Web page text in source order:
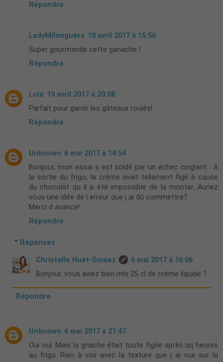
Répondre
LadyMilonguera 18 avril 2017 à 15:56
Super gourmande cette ganache !
Répondre
Lolo 19 avril 2017 à 20:08
Parfait pour garnir les gâteaux roulés!
Répondre
Unknown 6 mai 2017 à 14:54
Bonjour, mon essai s est soldé par un échec cinglant... A
la sortie du frigo, la crème avait tellement figé à cause
du chocolat qu il a été impossible de la monter...Auriez
vous une idée de l erreur que j ai dû commettre?
Merci d avance!
Répondre
Réponses
Christelle Huet-Gomez
6 mai 2017 à 16:06
Bonjour, vous aviez bien mis 25 cl de crème liquide ?
Répondre
Unknown 6 mai 2017 à 21:47
Oui oui. Mais la gnache était toute figée après qq heures
au frigo. Rien à voir avec la texture que j ai vue sur la